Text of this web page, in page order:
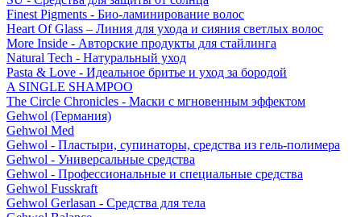
Finest Pigments - Био-ламинирование волос
Heart Of Glass – Линия для ухода и сияния светлых волос
More Inside - Авторские продукты для стайлинга
Natural Tech - Натуральный уход
Pasta & Love - Идеальное бритье и уход за бородой
A SINGLE SHAMPOO
The Circle Chronicles - Маски с мгновенным эффектом
Gehwol (Германия)
Gehwol Med
Gehwol - Пластыри, супинаторы, средства из гель-полимера
Gehwol - Универсальные средства
Gehwol - Профессиональные и специальные средства
Gehwol Fusskraft
Gehwol Gerlasan - Средства для тела